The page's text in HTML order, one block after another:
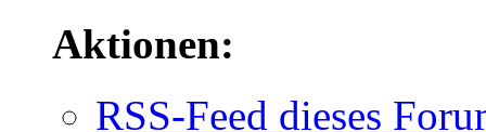
Aktionen:
RSS-Feed dieses